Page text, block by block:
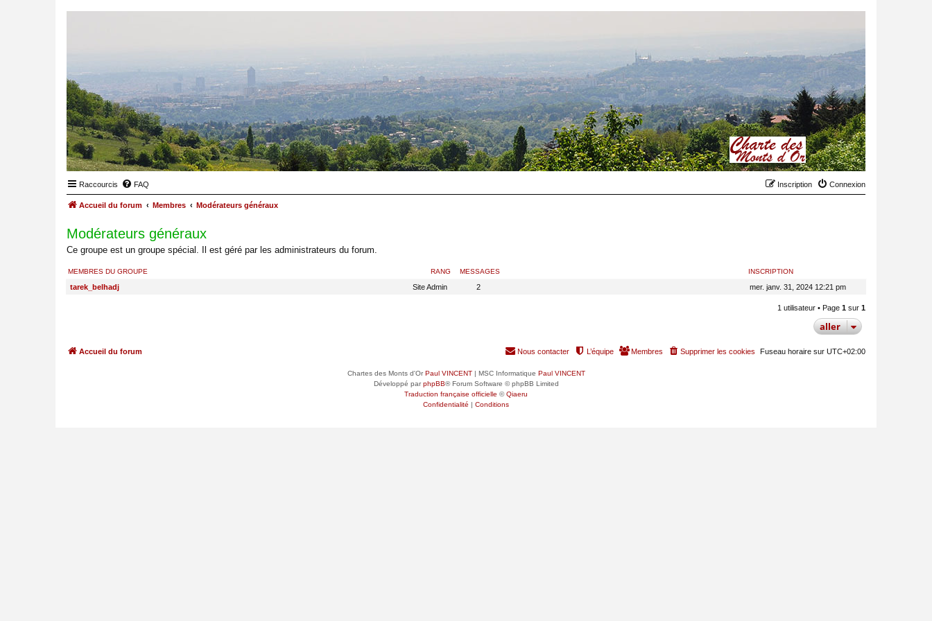
Raccourcis FAQ Connexion
Inscription
Accueil du forum Membres Modérateurs généraux
Modérateurs généraux
Ce groupe est un groupe spécial. Il est géré par les administrateurs du forum.
RANG
MEMBRES DU GROUPE MESSAGES INSCRIPTION
Site Admin
tarek_belhadj 2 mer. janv. 31, 2024 12:21 pm
1 utilisateur • Page 1 sur 1
aller
Accueil du forum Fuseau horaire sur UTC+02:00
Supprimer les cookies
Membres
L’équipe
Nous contacter
Chartes des Monts d'OrPaul VINCENT| MSC Informatique Paul VINCENT
Développé parphpBB® Forum Software © phpBB Limited
Traduction française officielle ©Qiaeru
Confidentialité | Conditions